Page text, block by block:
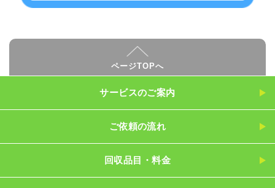
ページTOPへ
サービスのご案内
ご依頼の流れ
回収品目・料金